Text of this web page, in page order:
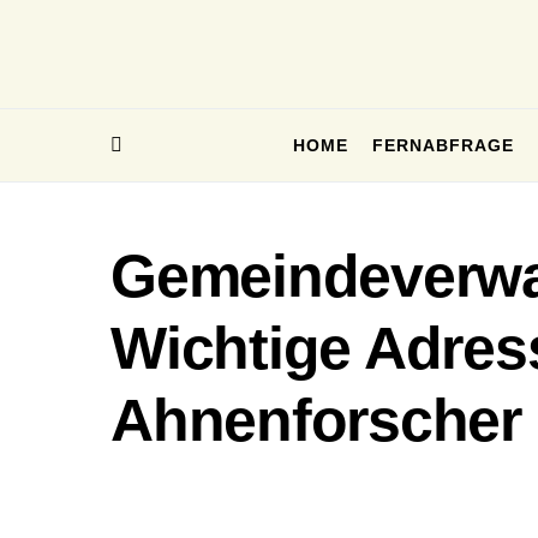
HOME FERNABFRAGE
Wichtige
Ahnenforscher